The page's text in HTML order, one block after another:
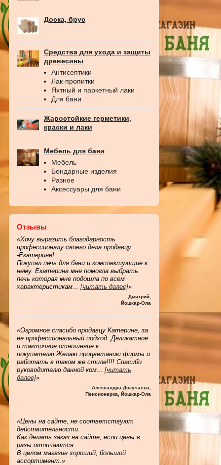
Доска, брус
Средства для ухода и защиты
древесины
Антисептики
Лак-пропитки
Яхтный и паркетный лаки
Для бани
Жаростойкие герметики,
краски и лаки
Мебель для бани
Мебель
Бондарные изделия
Разное
Аксессуары для бани
Отзывы
«Хочу выразить благодарность
профессионалу своего дела продавцу
-Екатерине!
Покупал печь для бани и комплектующие к
нему. Екатерина мне помогла выбрать
печь которая мне подошла по всем
характеристикам... [читать далее]»
Дмитрий,
Йошкар-Ола
«Огромное спасибо продавцу Катерине, за
её профессиональный подход. Деликатное
и тактичное отношение к
покупателю.Желаю процветанию фирмы и
работать в таком же стиле!!!! Спасибо
руководителю данной ком... [читать
далее]»
Александра Докучаева
Пенсионерка, Йошкар-Ола
«Цены на сайте, не соответствуют
действительности.
Как делать заказ на сайте, если цены в
разы отличаются.
В целом магазин хороший, большой
ассортимент.»